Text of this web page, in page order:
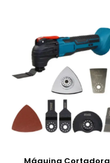
Máquina Cortadora